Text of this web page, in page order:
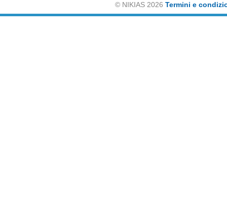
©NIKIAS 2026 Termini e